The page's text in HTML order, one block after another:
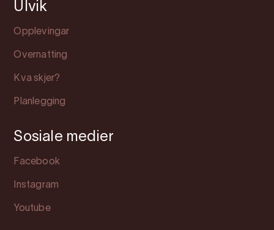
Ulvik
Opplevingar
Overnatting
Kva skjer?
Planlegging
Sosiale medier
Facebook
Instagram
Youtube